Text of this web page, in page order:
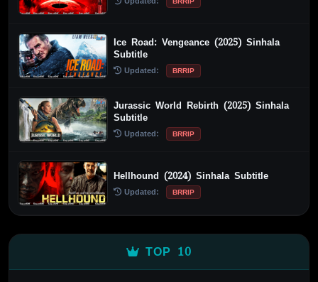
Ice Road: Vengeance (2025) Sinhala
Subtitle
Updated: BRRIP
Jurassic World Rebirth (2025) Sinhala
Subtitle
Updated: BRRIP
Hellhound (2024) Sinhala Subtitle
Updated: BRRIP
TOP 10